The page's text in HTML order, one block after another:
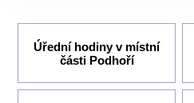
Úřední hodiny v místní
části Podhoří